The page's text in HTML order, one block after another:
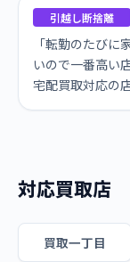
引越し断捨離
「転勤のたび
いので一番高い
宅配買取対応の
対応買取店
買取一丁目